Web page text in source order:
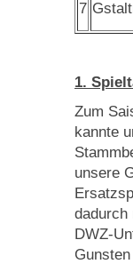
7
1.
Zum
kannte
unsere
dadurch
DWZ-